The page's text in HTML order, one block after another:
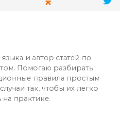
и автор статей по
Помогаю разбирать
правила простым
так, чтобы их легко
практике.